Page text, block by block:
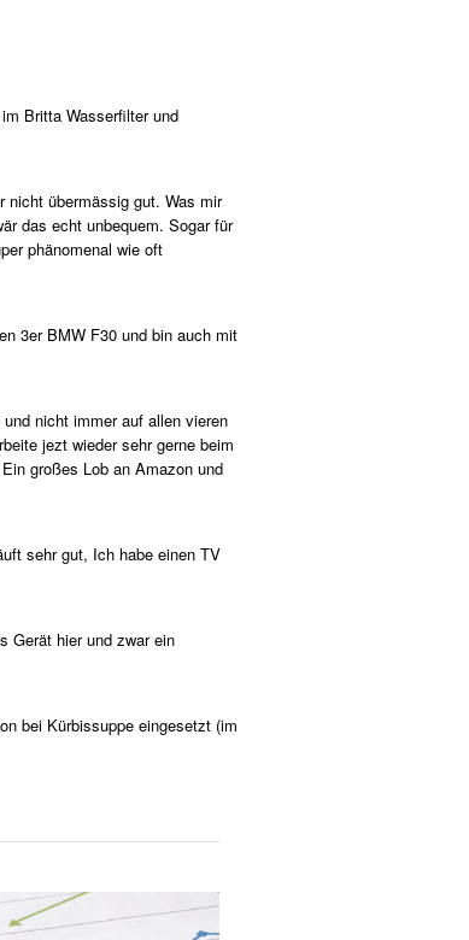
Britta Wasserfilter und
nicht übermässig gut. Was mir
das echt unbequem. Sogar für
phänomenal wie oft
3er BMW F30 und bin auch mit
nicht immer auf allen vieren
jezt wieder sehr gerne beim
großes Lob an Amazon und
sehr gut, Ich habe einen TV
Gerät hier und zwar ein
bei Kürbissuppe eingesetzt (im